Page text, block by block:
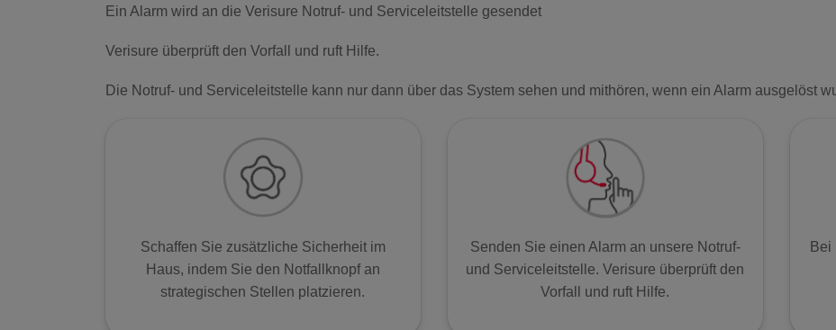
Ein Alarm wird an die Verisure Notruf- und Serviceleitstelle gesendet
Verisure überprüft den Vorfall und ruft Hilfe.
Die Notruf- und Serviceleitstelle kann nur dann über das System sehen und mithören, wenn ein Alarm ausgelöst
Schaffen Sie zusätzliche Sicherheit im
Haus, indem Sie den Notfallknopf an
strategischen Stellen platzieren.
Senden Sie einen Alarm an unsere Notruf-
und Serviceleitstelle. Verisure überprüft den
Vorfall und ruft Hilfe.
Bei